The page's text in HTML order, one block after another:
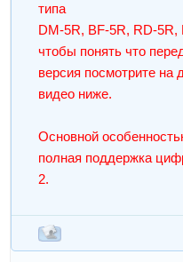
типа
DM-5R, BF-5R, RD-5R,
чтобы понять что
версия посмотрите на
видео ниже.
Основной
полная поддержка
2.